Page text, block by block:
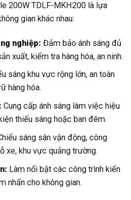
200W TDLF-MKH200 là lựa
gian khác nhau:
nghiệp: Đảm bảo ánh sáng đủ
xuất, kiểm tra hàng hóa, an ninh.
sáng khu vực rộng lớn, an toàn
hàng hóa.
Cung cấp ánh sáng làm việc hiệu
thiếu sáng hoặc ban đêm.
sáng sân vận động, công
xe, khu vực quảng trường.
Làm nổi bật các công trình kiến
nhấn cho không gian.